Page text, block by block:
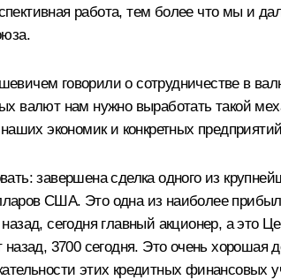
работа, тем более что мы и
говорили о сотрудничестве в
валют нам нужно выработать такой
экономик и конкретных
завершена сделка одного из
США. Это одна из наиболее
сегодня главный акционер, а это
3700 сегодня. Это очень
этих кредитных